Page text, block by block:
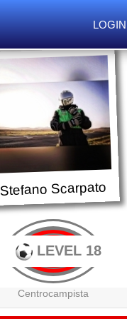
LOGIN
Stefano Scarpato
LEVEL 18
Centrocampista